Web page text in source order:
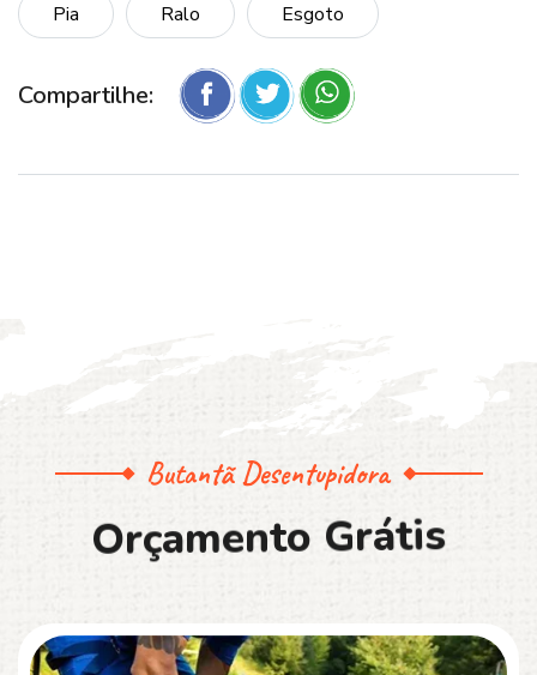
Pia Ralo Esgoto
Compartilhe:
Butantã Desentupidora
Orçamento Grátis